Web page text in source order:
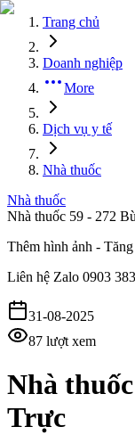
Trang chủ
Doanh nghiệp
More
Dịch vụ y tế
Nhà thuốc
Nhà thuốc
Nhà thuốc 59 - 272
Thêm hình ảnh -
Liên hệ Zalo 0903
31-08-2025
87 lượt xem
Nhà
Trực